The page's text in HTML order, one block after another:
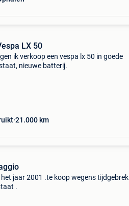
LX 50
ik verkoop een vespa lx 50 in goede
nieuwe batterij.
21.000 km
jaar 2001 .te koop wegens tijdgebrek
.